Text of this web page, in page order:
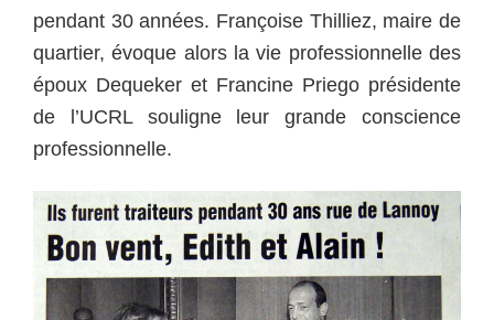
pendant 30 années. Françoise Thilliez, maire de
quartier, évoque alors la vie professionnelle des
époux Dequeker et Francine Priego présidente
de l’UCRL souligne leur grande conscience
professionnelle.